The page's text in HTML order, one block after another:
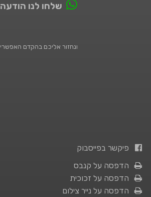
שלחו לנו הודעה
ונחזור אליכם בהקדם האפשרי
פיקשר בפייסבוק
הדפסה על קנבס
הדפסה על זכוכית
הדפסה על נייר צילום